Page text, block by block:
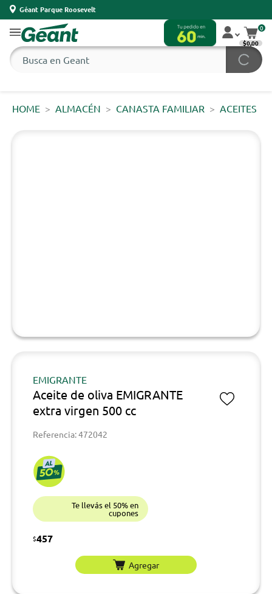
Géant Parque Roosevelt
0
$0,00
HOME ALMACÉN CANASTA FAMILIAR ACEITES
EMIGRANTE
Aceite de oliva EMIGRANTE
extra virgen 500 cc
Referencia: 472042
Te llevás el 50% en
cupones
$457
Agregar